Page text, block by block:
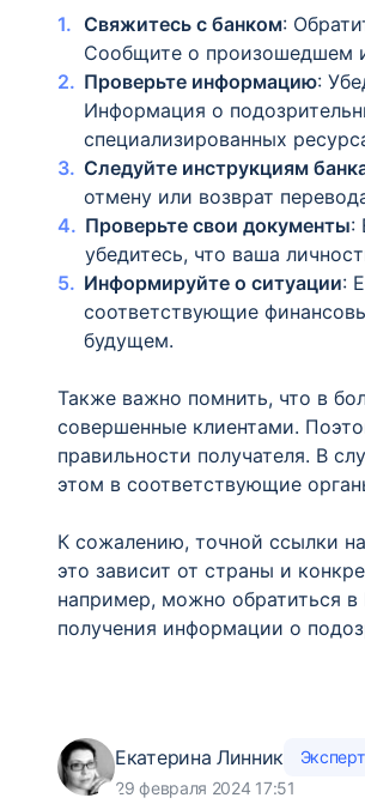
Свяжитесь с банком:
Сообщите о произошедшем
Проверьте информацию:
Информация о
специализированных
Следуйте инструкциям
отмену или возврат
Проверьте свои документы:
убедитесь, что ваша
Информируйте о ситуации:
соответствующие
будущем.
Также важно помнить, что в
совершенные клиентами.
правильности получателя. В
этом в соответствующие
К сожалению, точной ссылки
это зависит от страны и
например, можно обратиться
получения информации о
Екатерина Линник
29 февраля 2024 17:51